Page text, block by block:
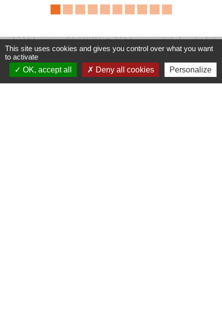
Contacts
Commune de Dompierre-les-Églises
Le Bourg
87190 Dompierre-les-Églises - FRANCE
This site uses cookies and gives you control over what you want
to activate
OK, accept all
Deny all cookies Personalize